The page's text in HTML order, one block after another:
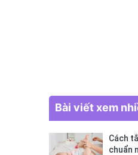
Bài viết xem
Cách
chuẩn